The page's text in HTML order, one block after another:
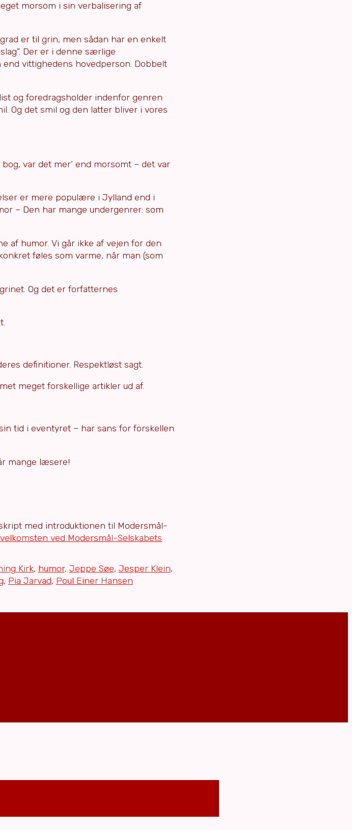
morsom i sin verbalisering af
er til grin, men sådan har en enkelt
Der er i denne særlige
vittighedens hovedperson. Dobbelt
og foredragsholder indenfor genren
Og det smil og den latter bliver i vores
var det mer’ end morsomt – det var
er mere populære i Jylland end i
– Den har mange undergenrer: som
af humor. Vi går ikke af vejen for den
føles som varme, når man (som
Og det er forfatternes
definitioner. Respektløst sagt.
meget forskellige artikler ud af.
tid i eventyret – har sans for forskellen
mange læsere!
med introduktionen til Modersmål-
velkomsten ved Modersmål-Selskabets
Kirk, humor, Jeppe Søe, Jesper Klein,
, Pia Jarvad, Poul Einer Hansen